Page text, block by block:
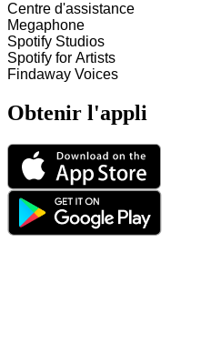
Centre d'assistance
Megaphone
Spotify Studios
Spotify for Artists
Findaway Voices
Obtenir l'appli